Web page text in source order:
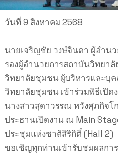
วันที่ 9 สิงหาคม 2568
นายเจริญชัย วงษ์จินดา ผู้อำน
รองผู้อำนวยการสถาบันวิทยา
วิทยาลัยชุมชน ผู้บริหารและบุ
วิทยาลัยชุมชน เข้าร่วมพิธีเปิด
นางสาวสุดาวรรณ หวังศุภกิจโ
ประธานเปิดงาน ณ Main
ประชุมแห่งชาติสิริกิติ์ (Hall 2)
ขอเชิญทุกท่านเข้ารับชมผลกา